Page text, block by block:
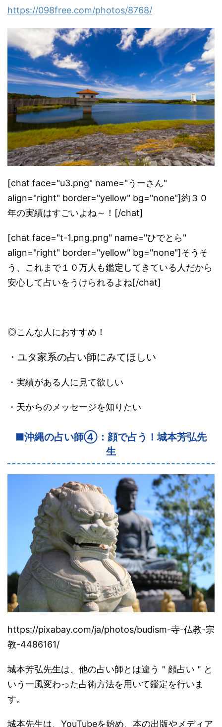
https://098free.com/photos/8768/
[chat face="u3.png" name="うーさん"
align="right" border="yellow" bg="none"]約３０
年の実績はすごいよね～！[/chat]
[chat face="t-1.png.png" name="ひでとら"
align="right" border="yellow" bg="none"]そうそ
う、これまで１０万人も鑑定してきている人だから
安心して占いをうけられるよね[/chat]
◎こんな人におすすめ！
・ユタ家系の占い師にみてほしい
・実績がある人に見て欲しい
・天からのメッセージを知りたい
■沖縄の占い師④：顔で占う！城本芳弘先
生
https://pixabay.com/ja/photos/budism-寺-仏教-宗
教-4486161/
城本芳弘先生は、 他の占い師とは違う＂顔占い＂ と
いう一風変わった占術方法を用いて鑑定を行いま
す。
城本先生は、YouTubeを始め、 本の出版やメディア